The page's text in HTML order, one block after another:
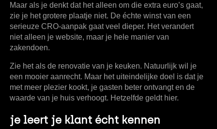
Maar als je denkt dat het alleen om die extra euro’s gaat,
zie je het grotere plaatje niet. De échte winst van een
serieuze CRO-aanpak gaat veel dieper. Het verandert
niet alleen je website, maar je hele manier van
zakendoen.
Zie het als de renovatie van je keuken. Natuurlijk wil je
een mooier aanrecht. Maar het uiteindelijke doel is dat je
met meer plezier kookt, je gasten beter ontvangt en de
waarde van je huis verhoogt. Hetzelfde geldt hier.
je leert je klant écht kennen